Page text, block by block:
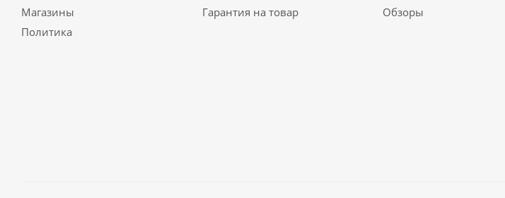
Магазины
Политика
Гарантия на товар
Обзоры